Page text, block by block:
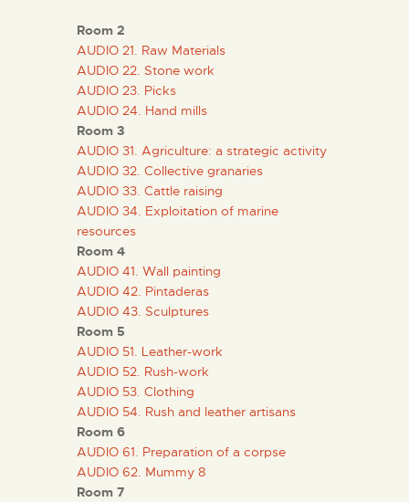
ESPAÑOL
PREPARAR LA VISITA
ACTIVIDADES
█
EL MUSEO
COLECCIONES
DIDÁCTICA
ESPAÑOL
Room 2
AUDIO 21. Raw Materials
AUDIO 22. Stone work
AUDIO 23. Picks
AUDIO 24. Hand mills
Room 3
AUDIO 31. Agriculture: a strategic activity
AUDIO 32. Collective granaries
AUDIO 33. Cattle raising
AUDIO 34. Exploitation of marine
resources
Room 4
AUDIO 41. Wall painting
AUDIO 42. Pintaderas
AUDIO 43. Sculptures
Room 5
AUDIO 51. Leather-work
AUDIO 52. Rush-work
AUDIO 53. Clothing
AUDIO 54. Rush and leather artisans
Room 6
AUDIO 61. Preparation of a corpse
AUDIO 62. Mummy 8
Room 7